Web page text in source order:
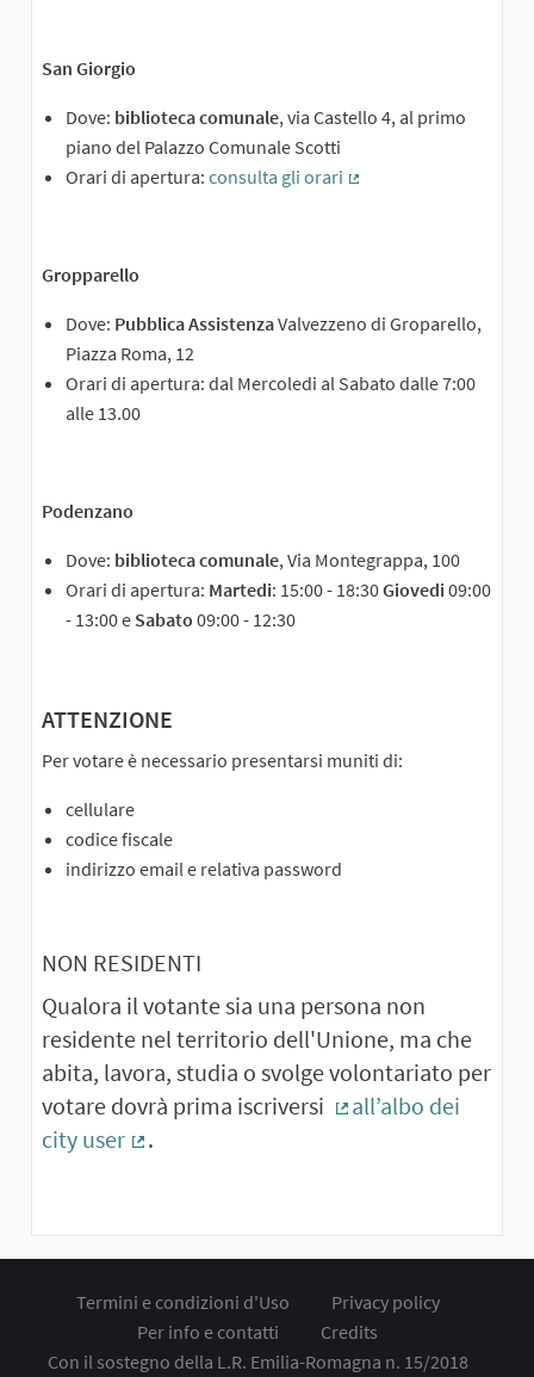
San Giorgio
Dove: biblioteca comunale, via Castello 4, al primo
piano del Palazzo Comunale Scotti
Orari di apertura: consulta gli orari
Gropparello
Dove: Pubblica AssistenzaValvezzeno di Groparello,
Piazza Roma, 12
Orari di apertura: dal Mercoledi al Sabato dalle 7:00
alle 13.00
Podenzano
Dove: biblioteca comunale, Via Montegrappa, 100
Orari di apertura: Martedi: 15:00 - 18:30Giovedi 09:00
- 13:00 e Sabato 09:00 - 12:30
ATTENZIONE
Per votare è necessario presentarsi muniti di:
cellulare
codice fiscale
indirizzo email e relativa password
NON RESIDENTI
Qualora il votante sia una persona non
residente nel territorio dell'Unione, ma che
abita, lavora, studia o svolge volontariato per
votare dovrà prima iscriversi
all’albo dei
city user
.
Termini e condizioni d'Uso
Privacy policy
Per info e contatti
Credits
Con il sostegno della L.R. Emilia-Romagna n. 15/2018